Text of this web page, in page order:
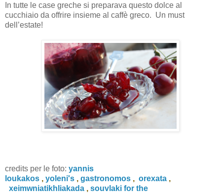
In tutte le case greche si preparava questo dolce al
cucchiaio da offrire insieme al caffè greco. Un must
dell’estate!
credits per le foto: yannis
loukakos , yoleni's , gastronomos , orexata ,
xeimwniatikhliakada , souvlaki for the